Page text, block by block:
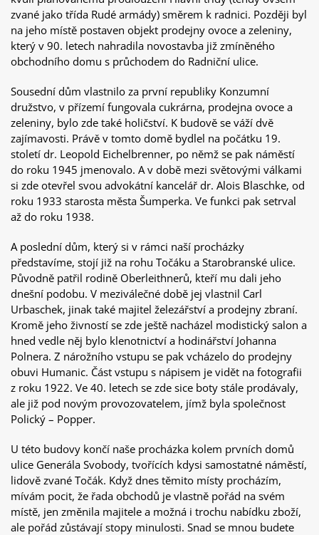
zvané jako třída Rudé armády) směrem k radnici. Později byl
na jeho místě postaven objekt prodejny ovoce a zeleniny,
který v 90. letech nahradila novostavba již zmíněného
obchodního domu s průchodem do Radniční ulice.
Sousední dům vlastnilo za první republiky Konzumní
družstvo, v přízemí fungovala cukrárna, prodejna ovoce a
zeleniny, bylo zde také holičství. K budově se váží dvě
zajímavosti. Právě v tomto domě bydlel na počátku 19.
století dr. Leopold Eichelbrenner, po němž se pak náměstí
do roku 1945 jmenovalo. A v době mezi světovými válkami
si zde otevřel svou advokátní kancelář dr. Alois Blaschke, od
roku 1933 starosta města Šumperka. Ve funkci pak setrval
až do roku 1938.
A poslední dům, který si v rámci naší procházky
představíme, stojí již na rohu Točáku a Starobranské ulice.
Původně patřil rodině Oberleithnerů, kteří mu dali jeho
dnešní podobu. V meziválečné době jej vlastnil Carl
Urbaschek, jinak také majitel železářství a prodejny zbraní.
Kromě jeho živností se zde ještě nacházel modistický salon a
hned vedle něj bylo klenotnictví a hodinářství Johanna
Polnera. Z nárožního vstupu se pak vcházelo do prodejny
obuvi Humanic. Část vstupu s nápisem je vidět na fotografii
z roku 1922. Ve 40. letech se zde sice boty stále prodávaly,
ale již pod novým provozovatelem, jímž byla společnost
Polický – Popper.
U této budovy končí naše procházka kolem prvních domů
ulice Generála Svobody, tvořících kdysi samostatné náměstí,
lidově zvané Točák. Když dnes těmito místy procházím,
mívám pocit, že řada obchodů je vlastně pořád na svém
místě, jen změnila majitele a možná i trochu nabídku zboží,
ale pořád zůstávají stopy minulosti. Snad se mnou budete